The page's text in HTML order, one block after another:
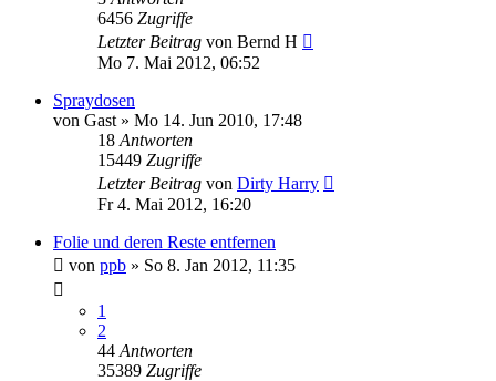
6456 Zugriffe
Letzter Beitrag von Bernd H
Mo 7. Mai 2012, 06:52
Spraydosen
von Gast » Mo 14. Jun 2010, 17:48
18 Antworten
15449 Zugriffe
Letzter Beitrag von Dirty Harry
Fr 4. Mai 2012, 16:20
Folie und deren Reste entfernen
von ppb » So 8. Jan 2012, 11:35
1
2
44 Antworten
35389 Zugriffe